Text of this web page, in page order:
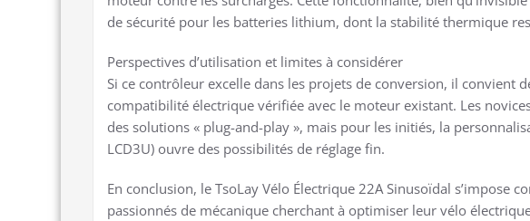
de sécurité pour les batteries lithium, dont la stabilité thermique
Perspectives d’utilisation et limites à considérer
Si ce contrôleur excelle dans les projets de conversion, il convient
compatibilité électrique vérifiée avec le moteur existant. Les
des solutions « plug-and-play », mais pour les initiés, la
LCD3U) ouvre des possibilités de réglage fin.
En conclusion, le TsoLay Vélo Électrique 22A Sinusoïdal s’impose
passionnés de mécanique cherchant à optimiser leur vélo